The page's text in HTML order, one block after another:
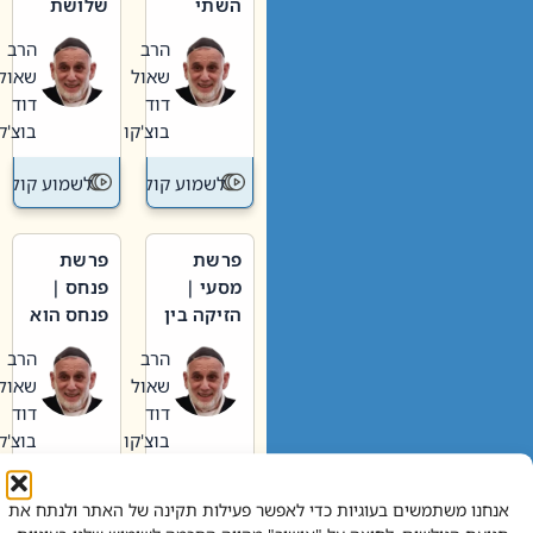
אנחנו משתמשים בעוגיות כדי לאפשר פעילות תקינה של האתר ולנתח את
וערב של
חיינו
הרב
שאול
דוד
בוצ'קו
לשמוע קול תורה – מדרש
האבות
הרב
שאול
דוד
בוצ'קו
לשמוע קול
פרשת
מסעי |
הזיקה בין
הגדול לעם הרב
שאול
דוד
בוצ'קו
לשמוע קול תורה – מדרש
פרשת
פנחס |
פנחס הוא
אליהו: בין
קנאות
הורסת
לקנאות
בונה
הרב
שאול
דוד
בוצ'קו
לשמוע קול